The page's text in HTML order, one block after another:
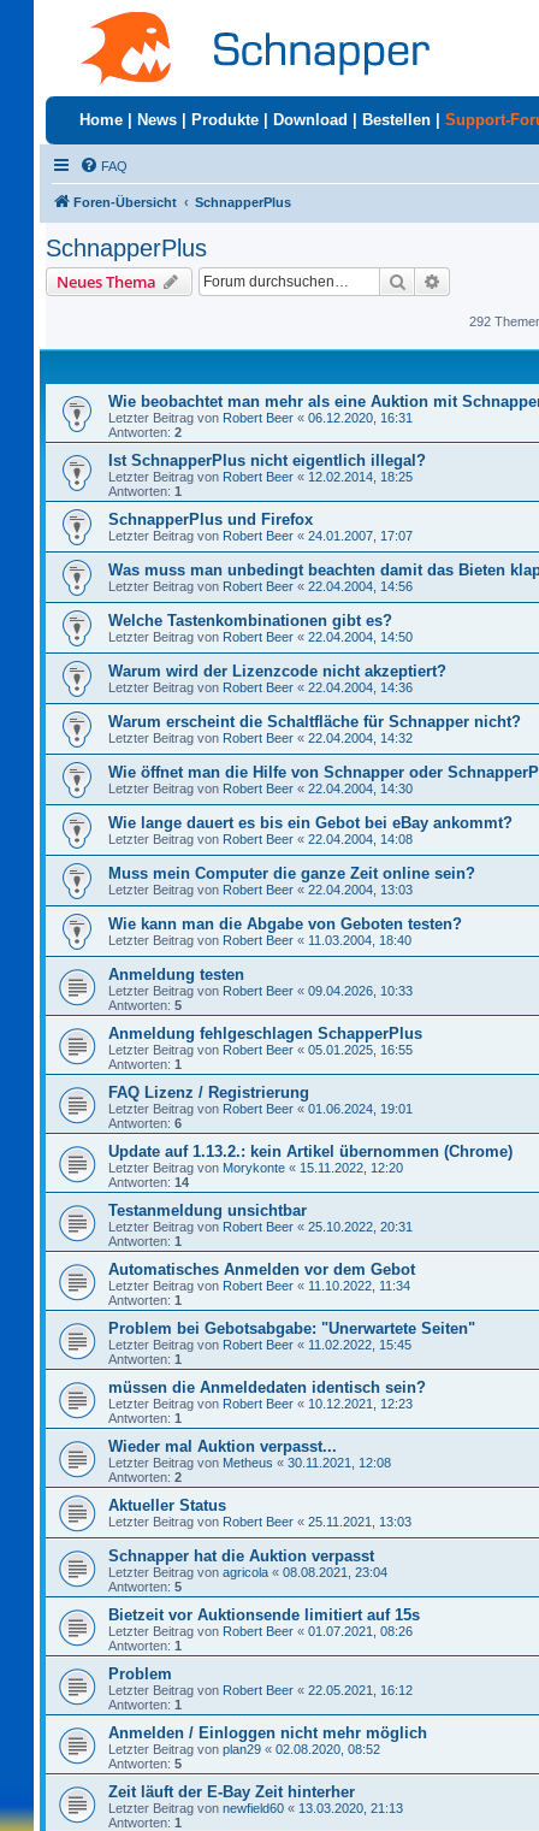
Home News Produkte Download Bestellen Support-
FAQ
Foren-Übersicht SchnapperPlus
SchnapperPlus
Neues Thema Suche
292
Wie beobachtet man mehr als eine Auktion mit
Letzter Beitrag von Robert Beer « 06.12.2020, 16:31
Antworten: 2
Ist SchnapperPlus nicht eigentlich illegal?
Letzter Beitrag von Robert Beer « 12.02.2014, 18:25
Antworten: 1
SchnapperPlus und Firefox
Letzter Beitrag von Robert Beer « 24.01.2007, 17:07
Was muss man unbedingt beachten damit das Bieten
Letzter Beitrag von Robert Beer « 22.04.2004, 14:56
Welche Tastenkombinationen gibt es?
Letzter Beitrag von Robert Beer « 22.04.2004, 14:50
Warum wird der Lizenzcode nicht akzeptiert?
Letzter Beitrag von Robert Beer « 22.04.2004, 14:36
Warum erscheint die Schaltfläche für Schnapper nicht?
Letzter Beitrag von Robert Beer « 22.04.2004, 14:32
Wie öffnet man die Hilfe von Schnapper oder
Letzter Beitrag von Robert Beer « 22.04.2004, 14:30
Wie lange dauert es bis ein Gebot bei eBay ankommt?
Letzter Beitrag von Robert Beer « 22.04.2004, 14:08
Muss mein Computer die ganze Zeit online sein?
Letzter Beitrag von Robert Beer « 22.04.2004, 13:03
Wie kann man die Abgabe von Geboten testen?
Letzter Beitrag von Robert Beer « 11.03.2004, 18:40
Anmeldung testen
Letzter Beitrag von Robert Beer « 09.04.2026, 10:33
Antworten: 5
Anmeldung fehlgeschlagen SchapperPlus
Letzter Beitrag von Robert Beer « 05.01.2025, 16:55
Antworten: 1
FAQ Lizenz / Registrierung
Letzter Beitrag von Robert Beer « 01.06.2024, 19:01
Antworten: 6
Update auf 1.13.2.: kein Artikel übernommen (Chrome)
Letzter Beitrag von Morykonte « 15.11.2022, 12:20
Antworten: 14
Testanmeldung unsichtbar
Letzter Beitrag von Robert Beer « 25.10.2022, 20:31
Antworten: 1
Automatisches Anmelden vor dem Gebot
Letzter Beitrag von Robert Beer « 11.10.2022, 11:34
Antworten: 1
Problem bei Gebotsabgabe: "Unerwartete Seiten"
Letzter Beitrag von Robert Beer « 11.02.2022, 15:45
Antworten: 1
müssen die Anmeldedaten identisch sein?
Letzter Beitrag von Robert Beer « 10.12.2021, 12:23
Antworten: 1
Wieder mal Auktion verpasst...
Letzter Beitrag von Metheus « 30.11.2021, 12:08
Antworten: 2
Aktueller Status
Letzter Beitrag von Robert Beer « 25.11.2021, 13:03
Schnapper hat die Auktion verpasst
Letzter Beitrag von agricola « 08.08.2021, 23:04
Antworten: 5
Bietzeit vor Auktionsende limitiert auf 15s
Letzter Beitrag von Robert Beer « 01.07.2021, 08:26
Antworten: 1
Problem
Letzter Beitrag von Robert Beer « 22.05.2021, 16:12
Antworten: 1
Anmelden / Einloggen nicht mehr möglich
Letzter Beitrag von plan29 « 02.08.2020, 08:52
Antworten: 5
Zeit läuft der E-Bay Zeit hinterher
Letzter Beitrag von newfield60 « 13.03.2020, 21:13
Antworten: 1